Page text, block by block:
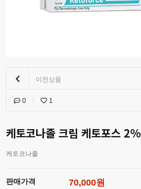
이전상품
0 1
케토코나졸 크림 케토포스
케토코나졸
판매가격 70,000원